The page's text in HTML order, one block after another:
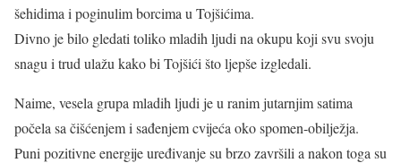
šehidima i poginulim borcima u Tojšićima.
Divno je bilo gledati toliko mladih ljudi na okupu koji svu svoju
snagu i trud ulažu kako bi Tojšići što ljepše izgledali.
Naime, vesela grupa mladih ljudi je u ranim jutarnjim satima
počela sa čišćenjem i sađenjem cvijeća oko spomen-obilježja.
Puni pozitivne energije uređivanje su brzo završili a nakon toga su